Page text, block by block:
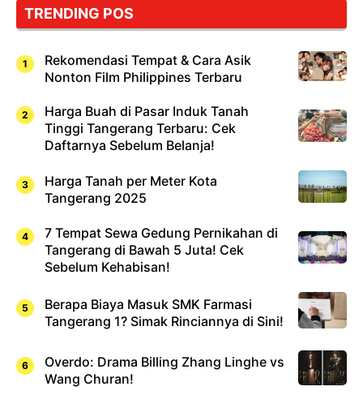
Sushi!
TRENDING POS
Rekomendasi Tempat & Cara Asik
Nonton Film Philippines Terbaru
Harga Buah di Pasar Induk Tanah
Tinggi Tangerang Terbaru: Cek
Daftarnya Sebelum Belanja!
Harga Tanah per Meter Kota
Tangerang 2025
7 Tempat Sewa Gedung Pernikahan di
Tangerang di Bawah 5 Juta! Cek
Sebelum Kehabisan!
Berapa Biaya Masuk SMK Farmasi
Tangerang 1? Simak Rinciannya di Sini!
Overdo: Drama Billing Zhang Linghe vs
Wang Churan!